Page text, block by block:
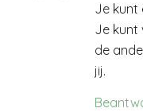
Je kunt
Je kunt
de
jij.